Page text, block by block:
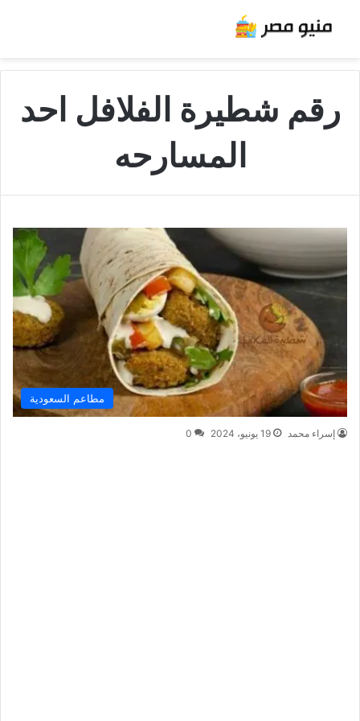
رقم شطيرة الفلافل احد
المسارحه
مطاعم السعودية
إسراء محمد 19 يونيو، 2024 0